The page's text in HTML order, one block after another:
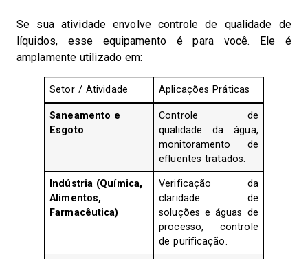
Se sua atividade envolve controle de qualidade de
líquidos, esse equipamento é para você. Ele é
amplamente utilizado em:
Setor / Atividade Aplicações Práticas
Saneamento e
Esgoto
Controle de
qualidade da água,
monitoramento de
efluentes tratados.
Indústria (Química,
Alimentos,
Farmacêutica)
Verificação da
claridade de
soluções e águas de
processo, controle
de purificação.